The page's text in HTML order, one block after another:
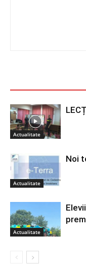
Actualitate
Actualitate
Noi
Actualitate